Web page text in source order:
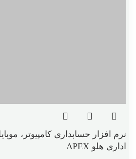
نرم افزار حسابداری کامپیوتر،
اداری هلو APEX